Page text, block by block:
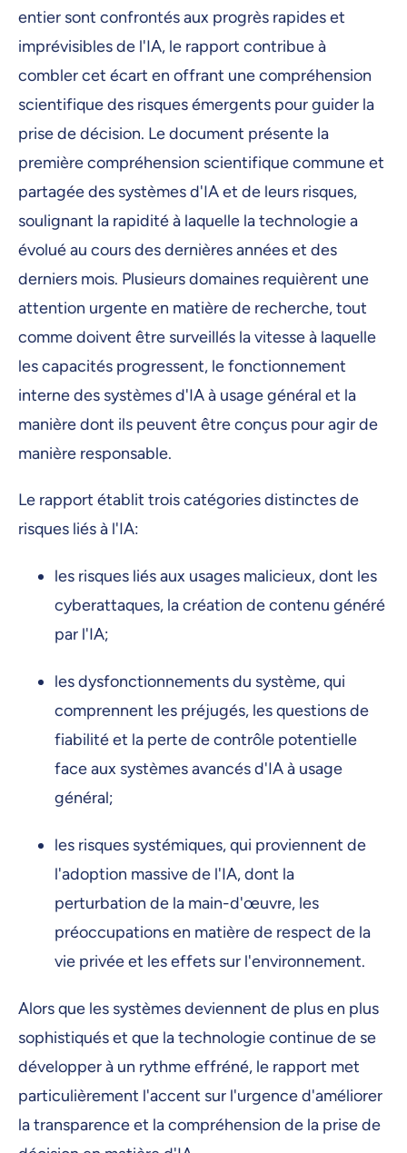
entier sont confrontés aux progrès rapides et
imprévisibles de l'IA, le rapport contribue à
combler cet écart en offrant une compréhension
scientifique des risques émergents pour guider la
prise de décision. Le document présente la
première compréhension scientifique commune et
partagée des systèmes d'IA et de leurs risques,
soulignant la rapidité à laquelle la technologie a
évolué au cours des dernières années et des
derniers mois. Plusieurs domaines requièrent une
attention urgente en matière de recherche, tout
comme doivent être surveillés la vitesse à laquelle
les capacités progressent, le fonctionnement
interne des systèmes d'IA à usage général et la
manière dont ils peuvent être conçus pour agir de
manière responsable.
Le rapport établit trois catégories distinctes de
risques liés à l'IA:
les risques liés aux usages malicieux, dont les
cyberattaques, la création de contenu généré
par l'IA;
les dysfonctionnements du système, qui
comprennent les préjugés, les questions de
fiabilité et la perte de contrôle potentielle
face aux systèmes avancés d'IA à usage
général;
les risques systémiques, qui proviennent de
l'adoption massive de l'IA, dont la
perturbation de la main-d'œuvre, les
préoccupations en matière de respect de la
vie privée et les effets sur l'environnement.
Alors que les systèmes deviennent de plus en plus
sophistiqués et que la technologie continue de se
développer à un rythme effréné, le rapport met
particulièrement l'accent sur l'urgence d'améliorer
la transparence et la compréhension de la prise de